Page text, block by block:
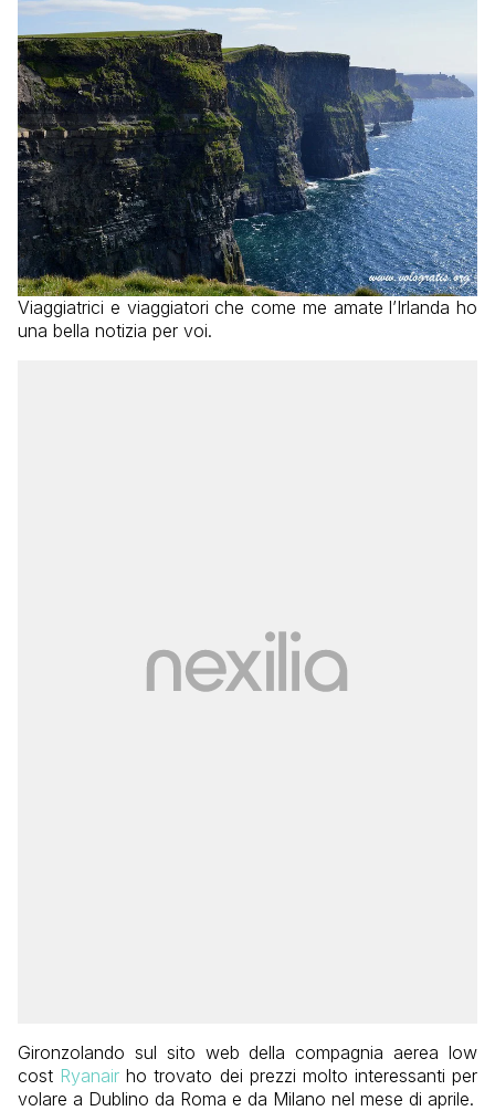
Viaggiatrici e viaggiatori che come me amate l’Irlanda ho
una bella notizia per voi.
Gironzolando sul sito web della compagnia aerea low
cost Ryanair ho trovato dei prezzi molto interessanti per
volare a Dublino da Roma e da Milano nel mese di aprile.